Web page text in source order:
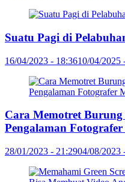
Suatu Pagi di
16/04/2023 - 18:3610/04/2025
Cara Memotret
Pengalaman
28/01/2023 - 21:2904/08/2023